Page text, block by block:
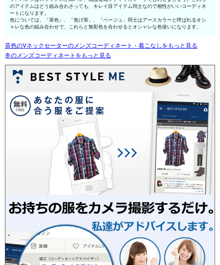
のアイテムはどう組み合わさっても、キレイ目アイテム同士なので相性がいいコーディネ
ートになります。
色については、「茶色」、「焦げ茶」、「ベージュ」同士はアースカラーと呼ばれるオシ
ャレな色の組み合わせで、これらと無彩色を合わせるとオシャレな色使いになります。
茶色のVネックセーターのメンズコーディネート・着こなしをもっと見る
冬のメンズコーディネートをもっと見る